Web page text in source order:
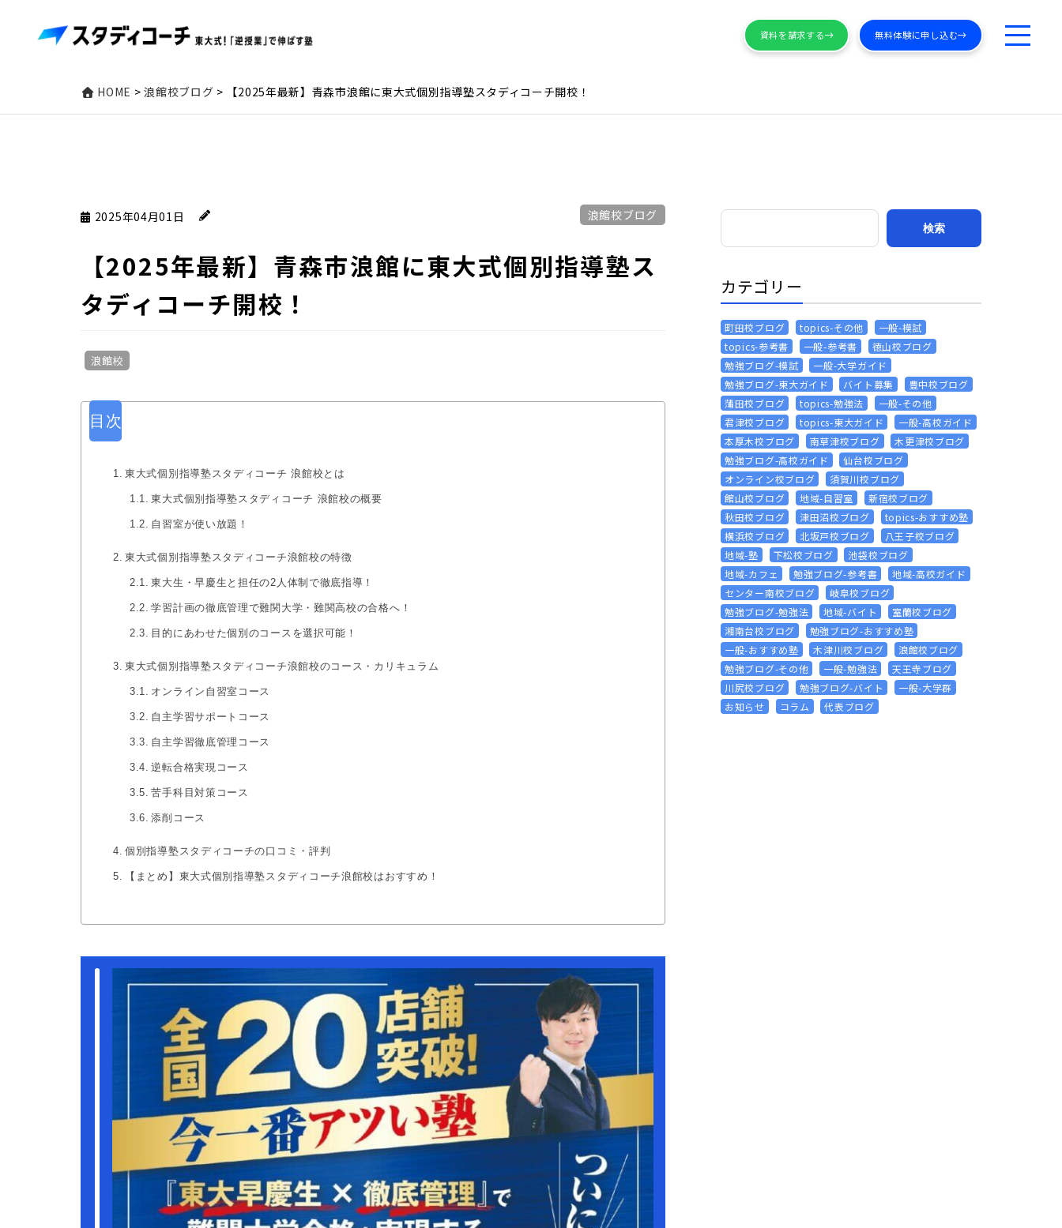
資料を請求する 無料体験に申し込む
HOME >浪館校ブログ > 【2025年最新】青森市浪館に東大式個別指導塾スタディコーチ開校！
2025年04月01日 浪館校ブログ
【2025年最新】青森市浪館に東大式個別指導塾ス
タディコーチ開校！
浪館校
目次
東大式個別指導塾スタディコーチ 浪館校とは
東大式個別指導塾スタディコーチ 浪館校の概要
自習室が使い放題！
東大式個別指導塾スタディコーチ浪館校の特徴
東大生・早慶生と担任の2人体制で徹底指導！
学習計画の徹底管理で難関大学・難関高校の合格へ！
目的にあわせた個別のコースを選択可能！
東大式個別指導塾スタディコーチ浪館校のコース・カリキュラム
オンライン自習室コース
自主学習サポートコース
自主学習徹底管理コース
逆転合格実現コース
苦手科目対策コース
添削コース
個別指導塾スタディコーチの口コミ・評判
【まとめ】東大式個別指導塾スタディコーチ浪館校はおすすめ！
カテゴリー
町田校ブログ topics-その他
一般-模試
topics-参考書
一般-参考書
徳山校ブログ
勉強ブログ-模試
一般-大学ガイド
勉強ブログ-東大ガイド
バイト募集
豊中校ブログ
蒲田校ブログ
topics-勉強法
一般-その他
君津校ブログ
topics-東大ガイド
一般-高校ガイド
本厚木校ブログ
南草津校ブログ
木更津校ブログ
勉強ブログ-高校ガイド
仙台校ブログ
オンライン校ブログ
須賀川校ブログ
館山校ブログ
地域-自習室
新宿校ブログ
秋田校ブログ
津田沼校ブログ
topics-おすすめ塾
横浜校ブログ
北坂戸校ブログ
八王子校ブログ
地域-塾
下松校ブログ
池袋校ブログ
地域-カフェ
勉強ブログ-参考書
地域-高校ガイド
センター南校ブログ
岐阜校ブログ
勉強ブログ-勉強法
地域-バイト
室蘭校ブログ
湘南台校ブログ
勉強ブログ-おすすめ塾
一般-おすすめ塾
木津川校ブログ
浪館校ブログ
勉強ブログ-その他
一般-勉強法
天王寺ブログ
川尻校ブログ
勉強ブログ-バイト
一般-大学群
お知らせ
コラム 代表ブログ